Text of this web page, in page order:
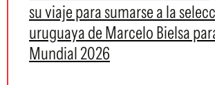
su viaje para sumarse a la
uruguaya de Marcelo Bielsa
Mundial 2026